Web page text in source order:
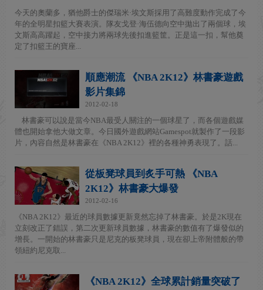
今天的奧蘭多，猶他爵士的傑瑞米·埃文斯採用了高難度動作完成了今
年的全明星扣籃大賽表演。隊友戈登·海伍德向空中拋出了兩個球，埃
文斯高高躍起，空中接力將兩球先後扣進籃筐。正是這一扣，幫他奠
定了扣籃王的寶座...
順應潮流 《NBA 2K12》林書豪遊戲
影片集錦
2012-02-18
林書豪可以說是當今NBA最受人關注的一個球星了，而各個遊戲媒
體也開始拿他大做文章。今日國外遊戲網站Gamespot就製作了一段影
片，內容自然是林書豪在《NBA 2K12》裡的各種神勇表現了。話...
從板凳球員到炙手可熱 《NBA
2K12》林書豪大爆發
2012-02-16
《NBA 2K12》最近的球員數據更新竟然忘掉了林書豪。於是2K現在
立刻改正了錯誤，第二次更新球員數據，林書豪的數值有了爆發似的
增長。一開始的林書豪只是尼克的板凳球員，現在卻上帝附體般的帶
領紐約尼克取...
《NBA 2K12》全球累計銷量突破了